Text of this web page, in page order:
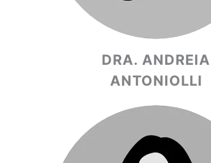
DRA. ANDREIA
ANTONIOLLI